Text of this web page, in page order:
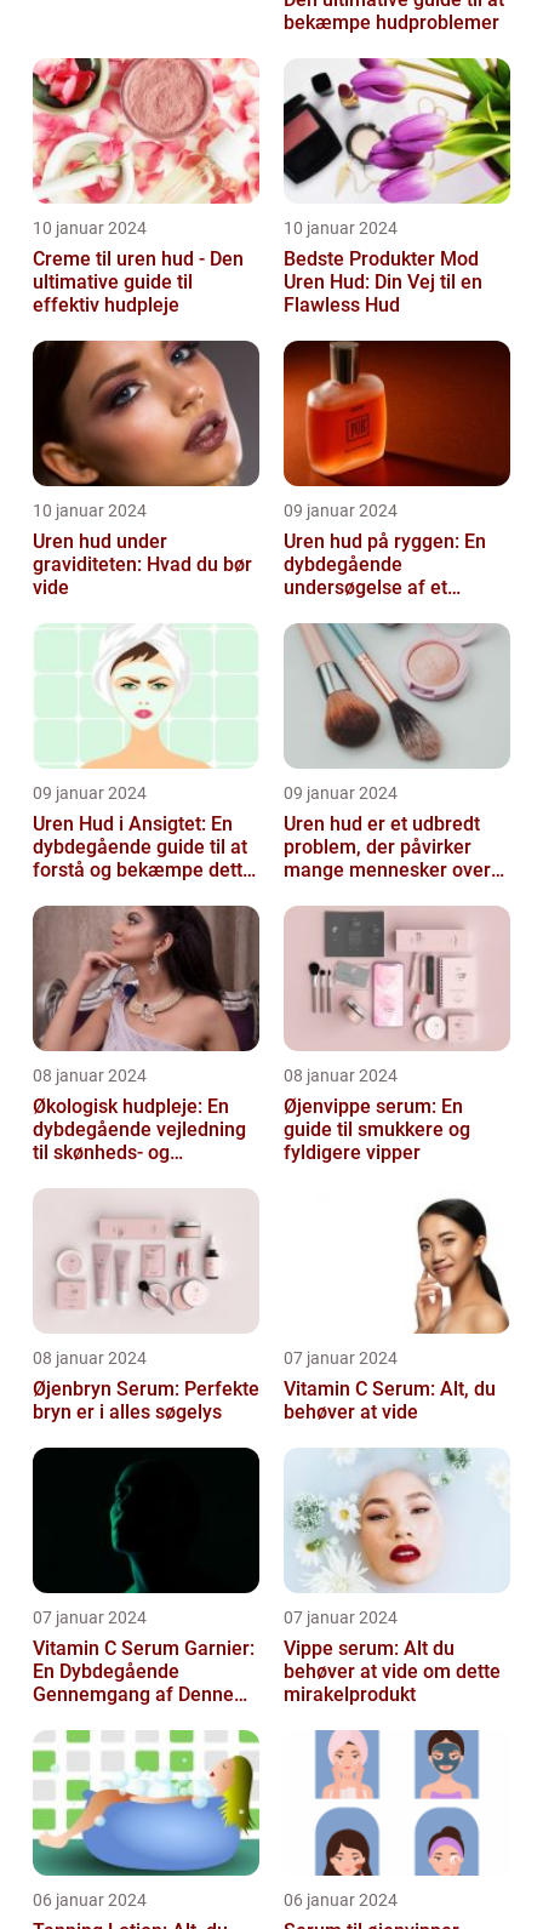
bekæmpe hudproblemer
10 januar 2024
Creme til uren hud - Den
ultimative guide til
effektiv hudpleje
10 januar 2024
Bedste Produkter Mod
Uren Hud: Din Vej til en
Flawless Hud
10 januar 2024
Uren hud under
graviditeten: Hvad du bør
vide
09 januar 2024
Uren hud på ryggen: En
dybdegående
undersøgelse af et
undertiden overset
skønhedspr...
09 januar 2024
Uren Hud i Ansigtet: En
dybdegående guide til at
forstå og bekæmpe dette
09 januar 2024
Uren hud er et udbredt
problem, der påvirker
mange mennesker over
08 januar 2024
Økologisk hudpleje: En
dybdegående vejledning
til skønheds- og
08 januar 2024
Øjenvippe serum: En
guide til smukkere og
fyldigere vipper
08 januar 2024
Øjenbryn Serum: Perfekte
bryn er i alles søgelys
07 januar 2024
Vitamin C Serum: Alt, du
behøver at vide
07 januar 2024
Vitamin C Serum Garnier:
En Dybdegående
Gennemgang af Denne
Kosmetikfavorit
07 januar 2024
Vippe serum: Alt du
behøver at vide om dette
mirakelprodukt
06 januar 2024 06 januar 2024